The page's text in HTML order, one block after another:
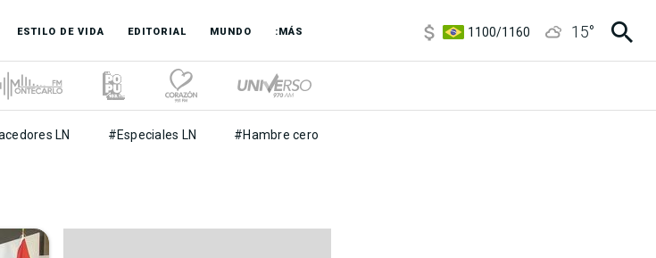
ESTILO DE VIDA EDITORIAL MUNDO :MÁS
1100/1160
15°
LN #Especiales LN #Hambre cero